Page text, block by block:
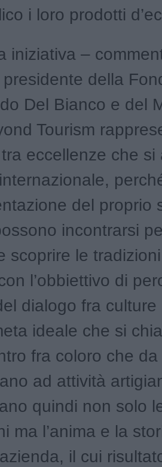
i loro prodotti
iniziativa –
della
Del Bianco e del
Tourism
eccellenze che si
del proprio
incontrarsi
scoprire le
l’obbiettivo di
dialogo fra
ideale che si
fra coloro che
ad attività
quindi non solo
ma l’anima e la
il cui